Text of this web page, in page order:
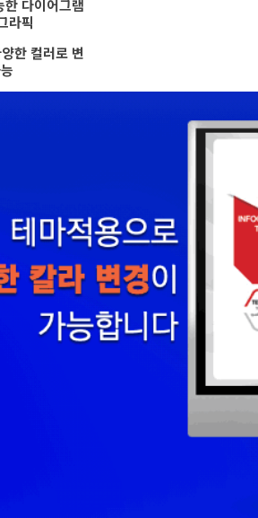
다이어그램
라픽
한 컬러로 변